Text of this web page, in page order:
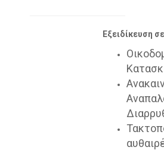
Εξειδίκευση